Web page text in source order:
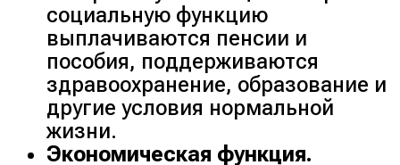
социальную функцию
выплачиваются пенсии и
пособия, поддерживаются
здравоохранение, образование и
другие условия нормальной
жизни.
Экономическая функция.